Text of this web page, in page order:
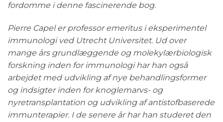
fordomme i denne fascinerende bog.
Pierre Capel er professor emeritus i eksperimentel
immunologi ved Utrecht Universitet. Ud over
mange års grundlæggende og molekylærbiologisk
forskning inden for immunologi har han også
arbejdet med udvikling af nye behandlingsformer
og indsigter inden for knoglemarvs- og
nyretransplantation og udvikling af antistofbaserede
immunterapier. I de senere år har han studeret den